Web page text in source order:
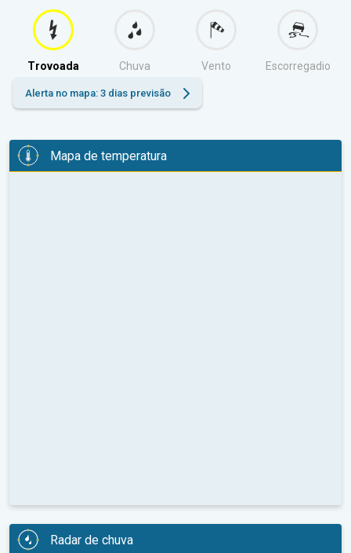
Trovoada Chuva Vento Escorregadio
Alerta no mapa: 3 dias previsão
Mapa de temperatura
Radar de chuva